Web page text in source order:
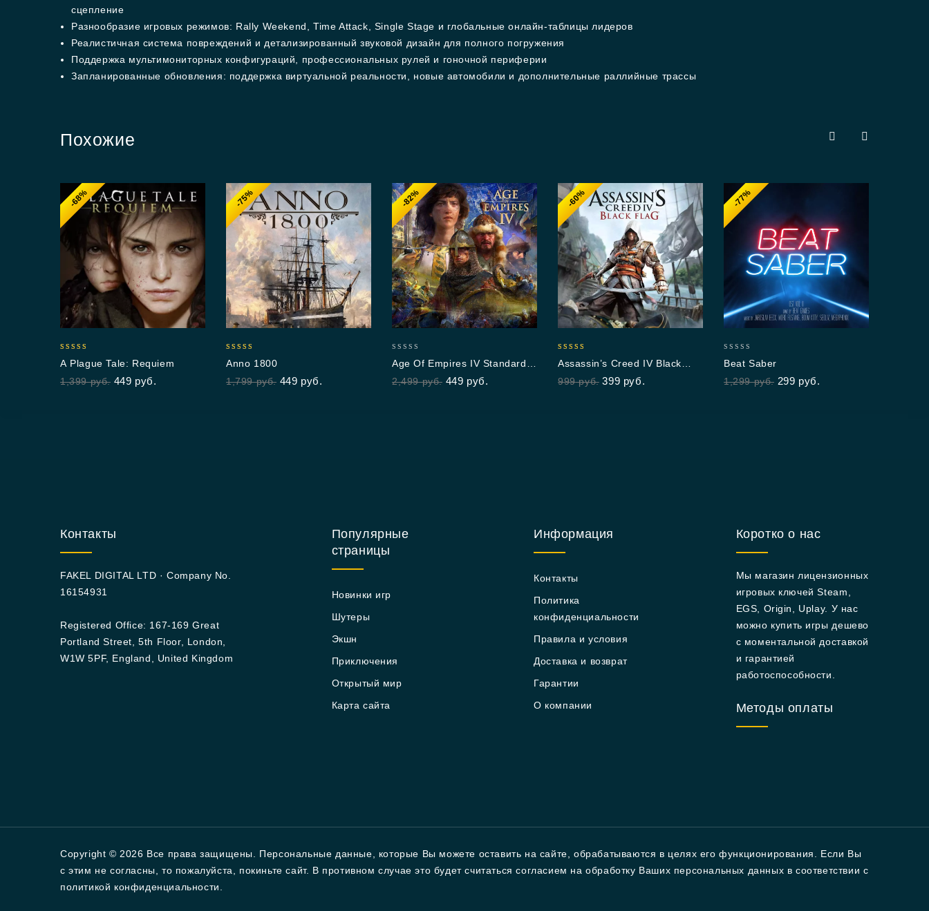
сцепление
Разнообразие игровых режимов: Rally Weekend, Time Attack, Single Stage и глобальные онлайн-таблицы лидеров
Реалистичная система повреждений и детализированный звуковой дизайн для полного погружения
Поддержка мультимониторных конфигураций, профессиональных рулей и гоночной периферии
Запланированные обновления: поддержка виртуальной реальности, новые автомобили и дополнительные раллийные трассы
Похожие
-68%
out of 5
A Plague Tale: Requiem
1,399руб. 449 руб.
-75%
out of 5
Anno 1800
1,799руб. 449 руб.
-82%
out
of
Age Of Empires IV Standard
Edition
2,499руб. 449 руб.
-60%
out of 5
Assassin’s Creed IV Black
Flag
999руб. 399 руб.
-77%
out
of
Beat Saber
1,299руб. 299 руб.
Контакты
FAKEL DIGITAL LTD · Company No.
16154931
Registered Office: 167-169 Great
Portland Street, 5th Floor, London,
W1W 5PF, England, United Kingdom
Популярные
страницы
Новинки игр
Шутеры
Экшн
Приключения
Открытый мир
Карта сайта
Информация
Контакты
Политика
конфиденциальности
Правила и условия
Доставка и возврат
Гарантии
О компании
Коротко о нас
Мы магазин лицензионных
игровых ключей Steam,
EGS, Origin, Uplay. У нас
можно купить игры дешево
с моментальной доставкой
и гарантией
работоспособности.
Методы оплаты
Copyright © 2026 Все права защищены. Персональные данные, которые Вы можете оставить на сайте, обрабатываются в целях его функционирования. Если Вы
с этим не согласны, то пожалуйста, покиньте сайт. В противном случае это будет считаться согласием на обработку Ваших персональных данных в соответствии с
политикой конфиденциальности.